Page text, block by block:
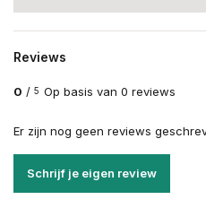
Reviews
0 / 5 Op basis van 0 reviews
Er zijn nog geen reviews
Schrijf je eigen review